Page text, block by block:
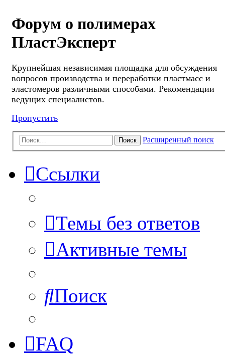
Форум о полимерах
ПластЭксперт
Крупнейшая независимая площадка для обсуждения
вопросов производства и переработки пластмасс и
эластомеров различными способами. Рекомендации
ведущих специалистов.
Пропустить
Поиск Расширенный поиск
Ссылки
Темы без ответов
Активные темы
Поиск
FAQ